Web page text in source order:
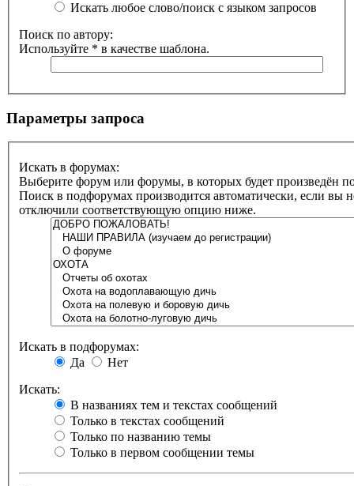
Искать любое слово/поиск с языком запросов
Поиск по автору:
Используйте * в качестве шаблона.
Параметры запроса
Искать в форумах:
Выберите форум или форумы, в которых будет произведён
Поиск в подфорумах производится автоматически, если вы
отключили соответствующую опцию ниже.
Искать в подфорумах:
Да
Нет
Искать:
В названиях тем и текстах сообщений
Только в текстах сообщений
Только по названию темы
Только в первом сообщении темы